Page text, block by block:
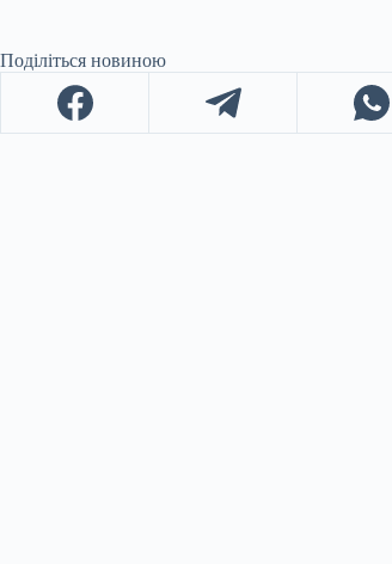
Поділіться новиною